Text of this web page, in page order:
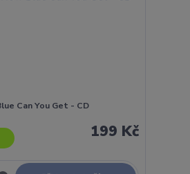
Can You Get - CD
199 Kč